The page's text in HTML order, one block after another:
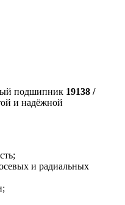
подшипник 19138 /
и надёжной
и радиальных